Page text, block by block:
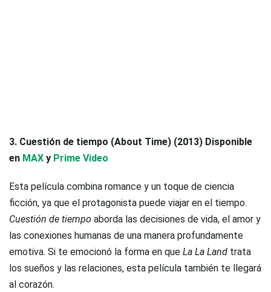
3. Cuestión de tiempo (About Time) (2013) Disponible
en MAX y Prime Video
Esta película combina romance y un toque de ciencia
ficción, ya que el protagonista puede viajar en el tiempo.
Cuestión de tiempo aborda las decisiones de vida, el amor y
las conexiones humanas de una manera profundamente
emotiva. Si te emocionó la forma en que La La Land trata
los sueños y las relaciones, esta película también te llegará
al corazón.